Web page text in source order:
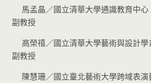
馬孟晶／國立清華大學通
副教授
高榮禧／國立清華大學藝術
副教授
陳慧珊／國立臺北藝術大學跨域表